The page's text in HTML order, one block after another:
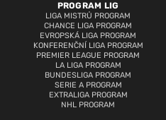
PROGRAM LIG
LIGA MISTRŮ PROGRAM
CHANCE LIGA PROGRAM
EVROPSKÁ LIGA PROGRAM
KONFERENČNÍ LIGA PROGRAM
PREMIER LEAGUE PROGRAM
LA LIGA PROGRAM
BUNDESLIGA PROGRAM
SERIE A PROGRAM
EXTRALIGA PROGRAM
NHL PROGRAM